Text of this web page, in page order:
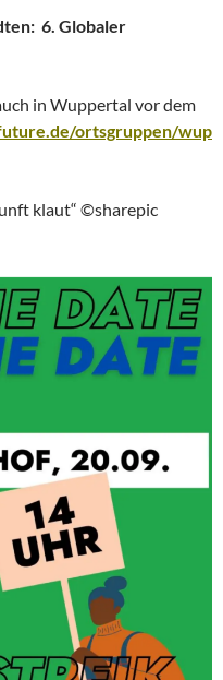
6. Globaler
in Wuppertal vor dem
ortsgruppen/wup
klaut“ ©sharepic